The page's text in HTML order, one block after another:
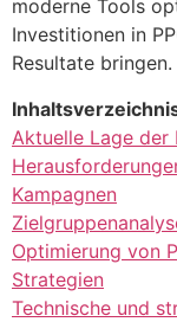
moderne Tools
Investitionen in
Resultate bringen.
Aktuelle Lage der
Kampagnen
Optimierung von
Strategien
Technische und